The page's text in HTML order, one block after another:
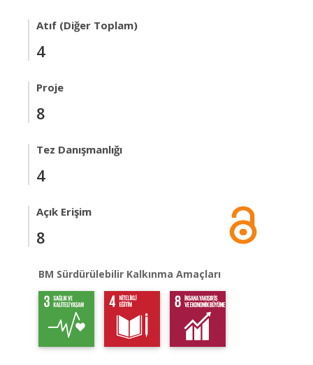
Atıf (Diğer Toplam)
4
Proje
8
Tez Danışmanlığı
4
Açık Erişim
8
BM Sürdürülebilir Kalkınma Amaçları